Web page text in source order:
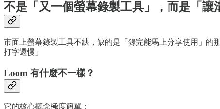
不是「又一個螢幕錄製工具」，而是「讓
市面上螢幕錄製工具不缺，缺的是「錄完能馬上分享使用」的
打字還慢」
Loom 有什麼不一樣？
它的核心概念極度簡單：